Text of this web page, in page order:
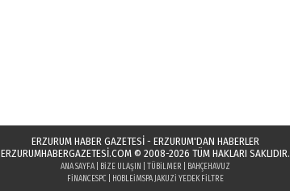
ERZURUM HABER GAZETESİ - ERZURUM'DAN HABERLER
ERZURUMHABERGAZETESI.COM© 2008-2026 TÜM HAKLARI SAKLIDIR.
ANA SAYFA| BIZE ULAŞIN TÜBILMER
BAHÇEHAVUZ
FINANCESPC
HOBLEIMSPA JAKUZI YEDEK FILTRE